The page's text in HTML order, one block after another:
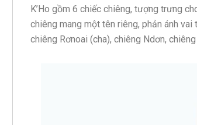
K’Ho gồm 6 chiếc chiêng, tượng trưng
chiêng mang một tên riêng, phản ánh
chiêng Rơnoai (cha), chiêng Ndơn,